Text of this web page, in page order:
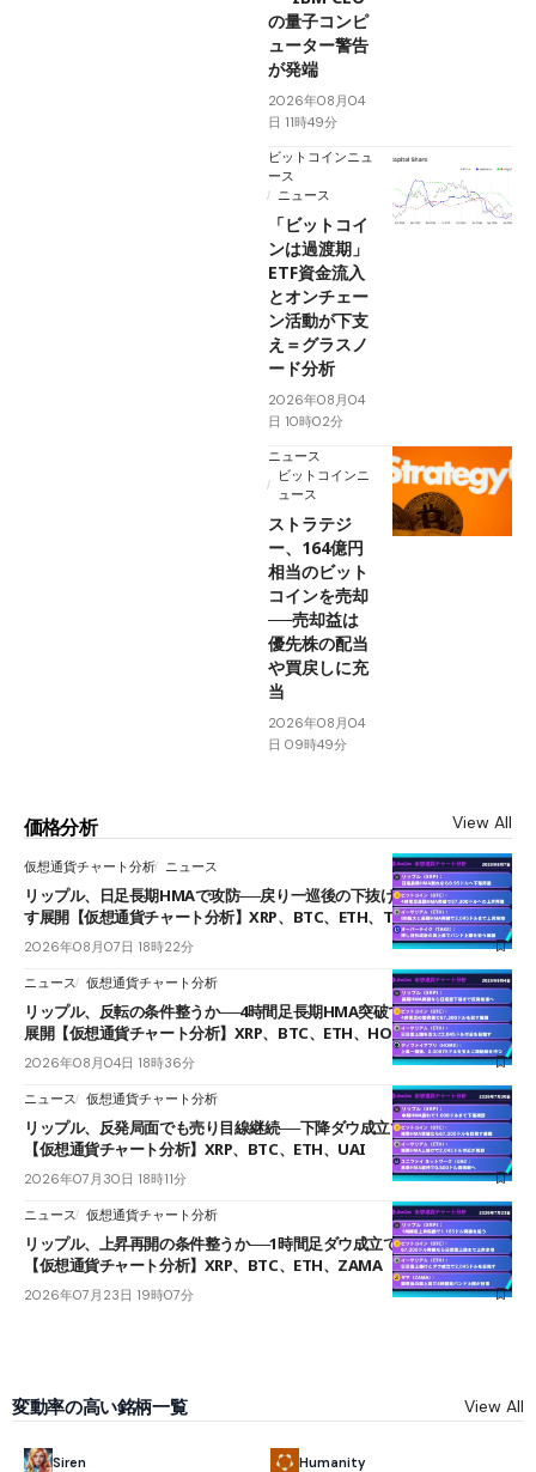
の量子コンピ
ューター警告
が発端
2026年08月04
日 11時49分
ビットコインニュ
ース
ニュース
「ビットコイ
ンは過渡期」
ETF資金流入
とオンチェー
ン活動が下支
え＝グラスノ
ード分析
2026年08月04
日 10時02分
ニュース
ビットコインニ
ュース
ストラテジ
ー、164億円
相当のビット
コインを売却
──売却益は
優先株の配当
や買戻しに充
当
2026年08月04
日 09時49分
価格分析 View All
仮想通貨チャート分析 ニュース
リップル、日足長期HMAで攻防──戻り一巡後の下抜けで0.95ドルを試
す展開【仮想通貨チャート分析】XRP、BTC、ETH、TAKE
2026年08月07日 18時22分
ニュース 仮想通貨チャート分析
リップル、反転の条件整うか──4時間足長期HMA突破で雲下端を目指す
展開【仮想通貨チャート分析】XRP、BTC、ETH、HOME
2026年08月04日 18時36分
ニュース 仮想通貨チャート分析
リップル、反発局面でも売り目線継続──下降ダウ成立で下値追う展開
【仮想通貨チャート分析】XRP、BTC、ETH、UAI
2026年07月30日 18時11分
ニュース 仮想通貨チャート分析
リップル、上昇再開の条件整うか──1時間足ダウ成立で1.185ドルを狙う
【仮想通貨チャート分析】XRP、BTC、ETH、ZAMA
2026年07月23日 19時07分
変動率の高い銘柄一覧 View All
Siren Humanity